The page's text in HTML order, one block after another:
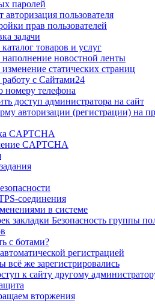
паролей
авторизация пользователя
прав пользователей
задачи
товаров и услуг
новостной ленты
статических страниц
с Сайтами24
номеру телефона
доступ администратора на сайт
авторизации (регистрации) на
CAPTCHA
CAPTCHA
соединения
в системе
закладки Безопасность группы
с ботами?
регистрацией
всё же зарегистрировались
к сайту другому
вторжения